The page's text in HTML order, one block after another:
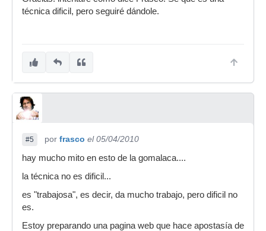
técnica dificil, pero seguiré dándole.
#5 por frasco el 05/04/2010
hay mucho mito en esto de la gomalaca....
la técnica no es dificil...
es "trabajosa", es decir, da mucho trabajo, pero dificil no
es.
Estoy preparando una pagina web que hace apostasía de